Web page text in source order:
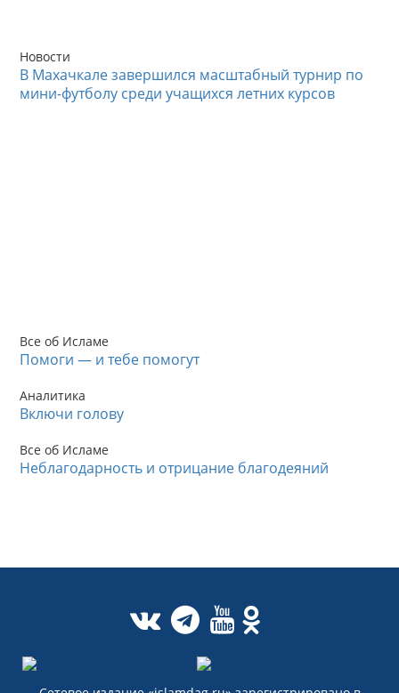
Новости
В Махачкале завершился масштабный турнир по
мини-футболу среди учащихся летних курсов
Все об Исламе
Помоги — и тебе помогут
Аналитика
Включи голову
Все об Исламе
Неблагодарность и отрицание благодеяний